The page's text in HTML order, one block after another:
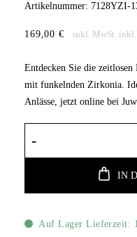
Artikelnummer: 7128YZI-
169,00 € inkl. MwSt. inkl.
Entdecken Sie die
mit funkelnden Zirkonia.
Anlässe, jetzt online bei
IN
Auf Lager Lieferzeit: